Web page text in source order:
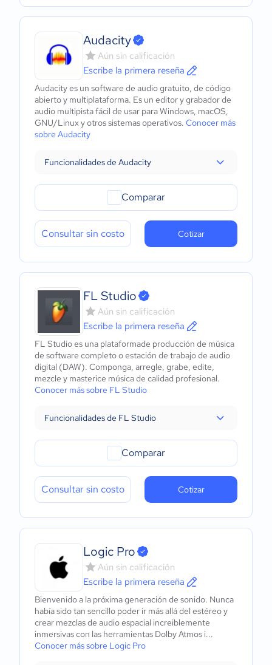
Audacity
Aún sin calificación
Escribe la primera reseña
Audacity es un software de audio gratuito, de código
abierto y multiplataforma. Es un editor y grabador de
audio multipista fácil de usar para Windows, macOS,
GNU/Linux y otros sistemas operativos. Conocer más
sobre Audacity
Funcionalidades de Audacity
Comparar
Consultar sin costo Cotizar
FL Studio
Aún sin calificación
Escribe la primera reseña
FL Studio es una plataformade producción de música
de software completo o estación de trabajo de audio
digital (DAW). Componga, arregle, grabe, edite,
mezcle y masterice música de calidad profesional.
Conocer más sobre FL Studio
Funcionalidades de FL Studio
Comparar
Consultar sin costo Cotizar
Logic Pro
Aún sin calificación
Escribe la primera reseña
Bienvenido a la próxima generación de sonido. Nunca
había sido tan sencillo poder ir más allá del estéreo y
crear mezclas de audio espacial increiblemente
inmersivas con las herramientas Dolby Atmos i...
Conocer más sobre Logic Pro